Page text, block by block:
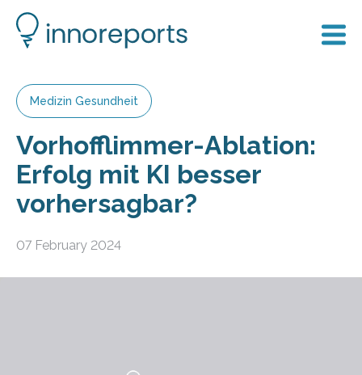
Medizin Gesundheit
Vorhofflimmer-Ablation:
Erfolg mit KI besser
vorhersagbar?
07 February 2024